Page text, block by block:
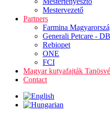
Mestervezető
Partners
Farmina
Generali Petcare -
Rebiopet
ONE
FCI
Magyar kutyafajták
Contact